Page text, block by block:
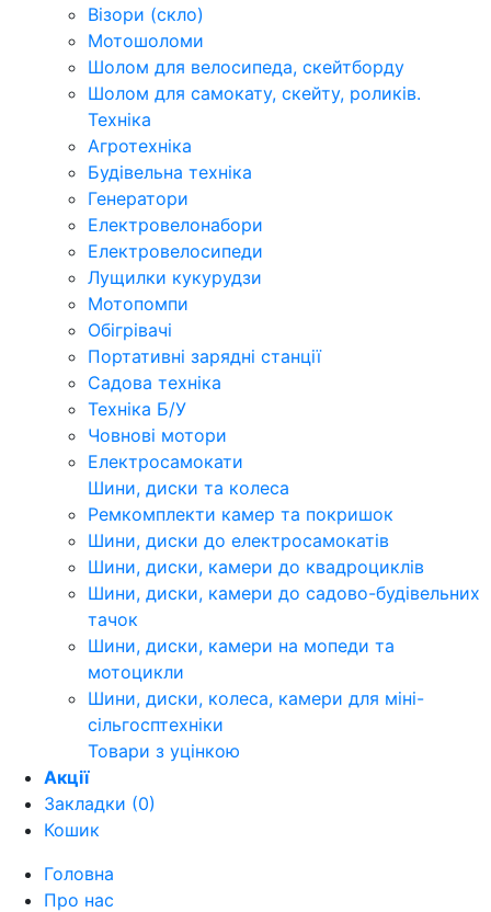
Візори (скло)
Мотошоломи
Шолом для велосипеда, скейтборду
Шолом для самокату, скейту, роликів.
Техніка
Агротехніка
Будівельна техніка
Генератори
Електровелонабори
Електровелосипеди
Лущилки кукурудзи
Мотопомпи
Обігрівачі
Портативні зарядні станції
Садова техніка
Техніка Б/У
Човнові мотори
Електросамокати
Шини, диски та колеса
Ремкомплекти камер та покришок
Шини, диски до електросамокатів
Шини, диски, камери до квадроциклів
Шини, диски, камери до садово-будівельних
тачок
Шини, диски, камери на мопеди та
мотоцикли
Шини, диски, колеса, камери для міні-
сільгосптехніки
Товари з уцінкою
Акції
Закладки (0)
Кошик
Головна
Про нас